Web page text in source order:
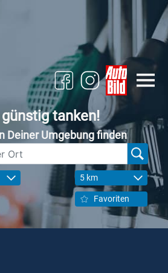
tanken!
Deiner Umgebung finden
5 km
Favoriten